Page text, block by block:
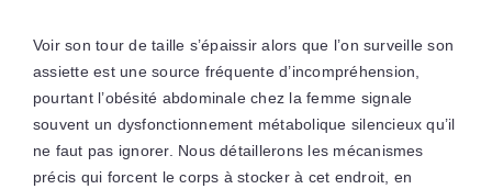
Voir son tour de taille s’épaissir alors que l’on surveille son
assiette est une source fréquente d’incompréhension,
pourtant l’obésité abdominale chez la femme signale
souvent un dysfonctionnement métabolique silencieux qu’il
ne faut pas ignorer. Nous détaillerons les mécanismes
précis qui forcent le corps à stocker à cet endroit, en